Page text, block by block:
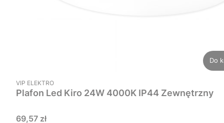
Do
PRODUCENT
VIP ELEKTRO
Plafon Led Kiro 24W 4000K IP44 Zewnętrzny
Cena
69,57 zł